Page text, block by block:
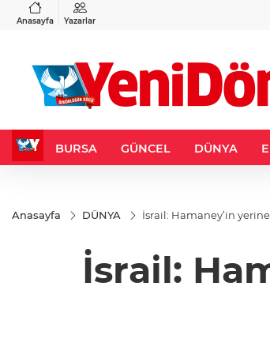
Anasayfa Yazarlar
%-0,22
BURSA GÜNCEL DÜNYA
Anasayfa DÜNYA İsrail: Hamaney’in
İsrail: